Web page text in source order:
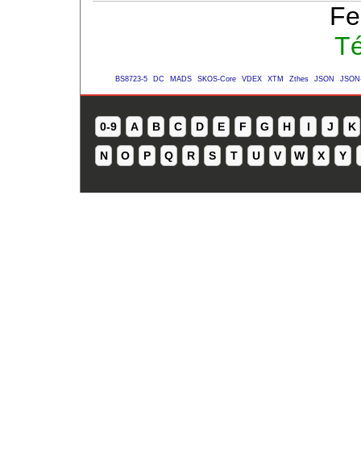
BS8723-5 DC MADS SKOS-Core VDEX XTM Zthes JSON
0-9 A B C D E F G H I J K
N O P Q R S T U V W X Y